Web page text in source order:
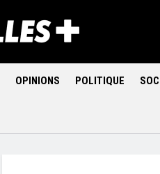
OPINIONS POLITIQUE